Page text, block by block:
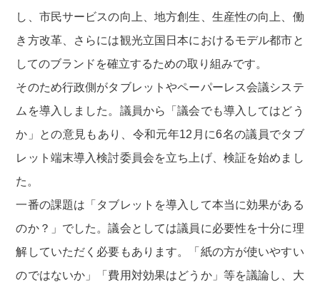
し、市民サービスの向上、地方創生、生産性の向上、働
き方改革、さらには観光立国日本におけるモデル都市と
してのブランドを確立するための取り組みです。
そのため行政側がタブレットやペーパーレス会議システ
ムを導入しました。議員から「議会でも導入してはどう
か」との意見もあり、令和元年12月に6名の議員でタブ
レット端末導入検討委員会を立ち上げ、検証を始めまし
た。
一番の課題は「タブレットを導入して本当に効果がある
のか？」でした。議会としては議員に必要性を十分に理
解していただく必要もあります。「紙の方が使いやすい
のではないか」「費用対効果はどうか」等を議論し、大